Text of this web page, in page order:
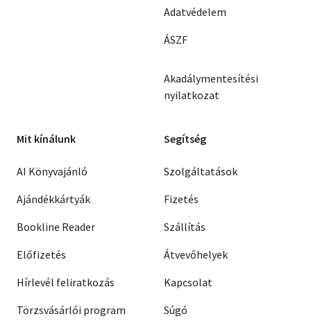
Adatvédelem
ÁSZF
Akadálymentesítési
nyilatkozat
Mit kínálunk
AI Könyvajánló
Ajándékkártyák
Bookline Reader
Előfizetés
Hírlevél feliratkozás
Törzsvásárlói program
Segítség
Szolgáltatások
Fizetés
Szállítás
Átvevőhelyek
Kapcsolat
Súgó